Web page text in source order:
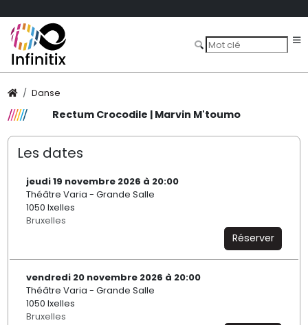
Danse
Rectum Crocodile | Marvin M'toumo
Les dates
jeudi 19 novembre 2026 à 20:00
Théâtre Varia - Grande Salle
1050 Ixelles
Bruxelles
Réserver
vendredi 20 novembre 2026 à 20:00
Théâtre Varia - Grande Salle
1050 Ixelles
Bruxelles